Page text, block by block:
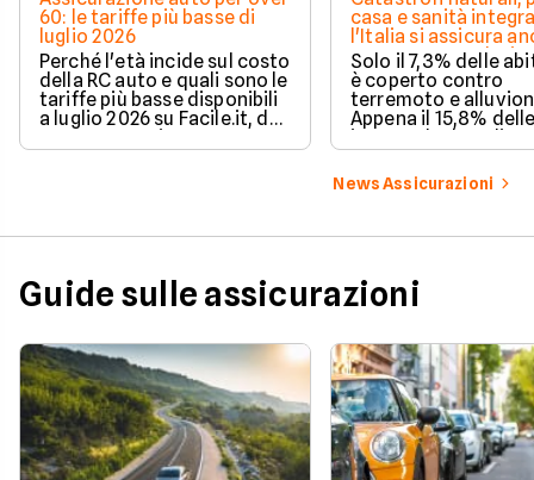
60: le tariffe più basse di
luglio 2026
Perché l'età incide sul costo
della RC auto e quali sono le
tariffe più basse disponibili
a luglio 2026 su Facile.it, da
casa e sanità
l'Italia si assicura
troppo poco. I dati
Solo il 7,3% delle
è coperto contro
terremoto e
Appena il 15,8%
catastrofale
dati ANIA 2025 sul
assicurativo
News Assicurazioni
Guide sulle assicurazioni